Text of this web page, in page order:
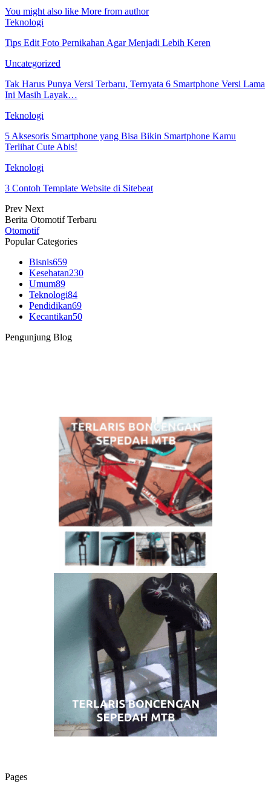
You might also like More from author
Teknologi
Tips Edit Foto Pernikahan Agar Menjadi Lebih Keren
Uncategorized
Tak Harus Punya Versi Terbaru, Ternyata 6 Smartphone Versi Lama
Ini Masih Layak…
Teknologi
5 Aksesoris Smartphone yang Bisa Bikin Smartphone Kamu
Terlihat Cute Abis!
Teknologi
3 Contoh Template Website di Sitebeat
Prev Next
Berita Otomotif Terbaru
Otomotif
Popular Categories
Bisnis659
Kesehatan230
Umum89
Teknologi84
Pendidikan69
Kecantikan50
Pengunjung Blog
Pages